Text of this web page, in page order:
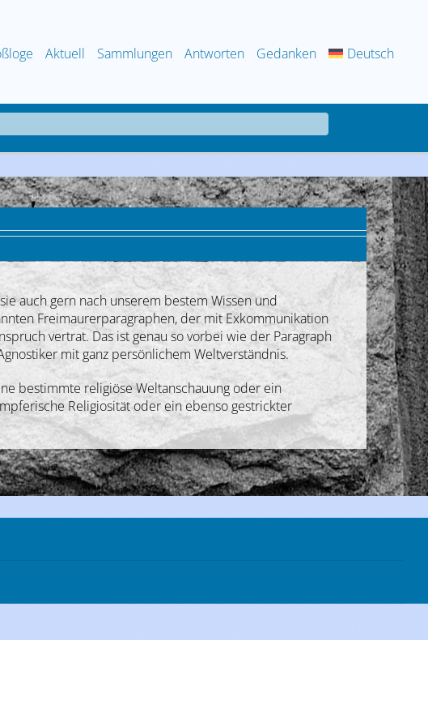
Aktuell Sammlungen Antworten Gedanken Deutsch
auch gern nach unserem bestem Wissen und
Freimaurerparagraphen, der mit Exkommunikation
vertrat. Das ist genau so vorbei wie der Paragraph
mit ganz persönlichem Weltverständnis.
bestimmte religiöse Weltanschauung oder ein
Religiosität oder ein ebenso gestrickter